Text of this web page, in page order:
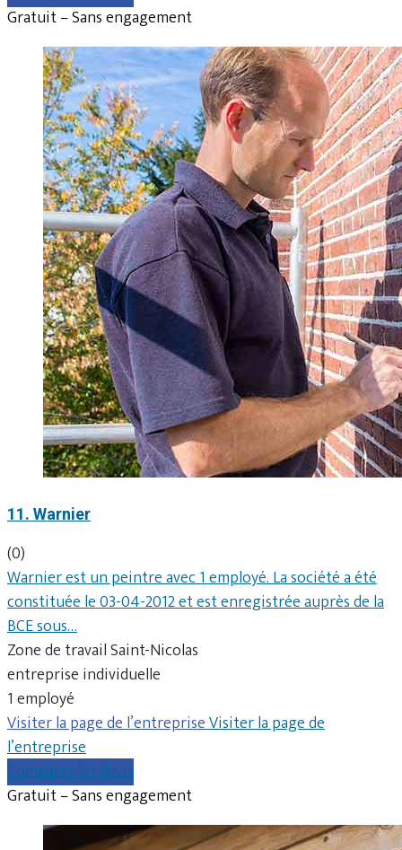
Gratuit – Sans engagement
11. Warnier
(0)
Warnier est un peintre avec 1 employé. La société a été
constituée le 03-04-2012 et est enregistrée auprès de la
BCE sous…
Zone de travail Saint-Nicolas
entreprise individuelle
1 employé
Visiter la page de l’entrepriseVisiter la page de
l’entreprise
Comparer les devis
Gratuit – Sans engagement